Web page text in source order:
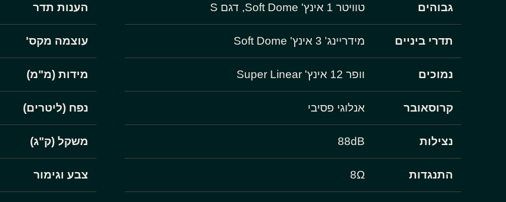
גבוהים טוויטר 1 אינץ' Soft Dome, דגם S
תדרי ביניים מידריינג' 3 אינץ' Soft Dome
נמוכים וופר 12 אינץ' Super Linear
קרוסאובר אנלוגי פסיבי
נצילות 88dB
התנגדות 8Ω
הענות תדר
עוצמה מקס'
מידות (מ"מ)
נפח (ליטרים)
משקל (ק"ג)
צבע וגימור